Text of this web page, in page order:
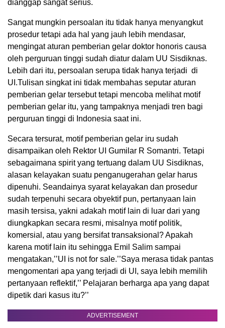
dianggap sangat serius.
Sangat mungkin persoalan itu tidak hanya menyangkut
prosedur tetapi ada hal yang jauh lebih mendasar,
mengingat aturan pemberian gelar doktor honoris causa
oleh perguruan tinggi sudah diatur dalam UU Sisdiknas.
Lebih dari itu, persoalan serupa tidak hanya terjadi di
UI.Tulisan singkat ini tidak membahas seputar aturan
pemberian gelar tersebut tetapi mencoba melihat motif
pemberian gelar itu, yang tampaknya menjadi tren bagi
perguruan tinggi di Indonesia saat ini.
Secara tersurat, motif pemberian gelar iru sudah
disampaikan oleh Rektor UI Gumilar R Somantri. Tetapi
sebagaimana spirit yang tertuang dalam UU Sisdiknas,
alasan kelayakan suatu penganugerahan gelar harus
dipenuhi. Seandainya syarat kelayakan dan prosedur
sudah terpenuhi secara obyektif pun, pertanyaan lain
masih tersisa, yakni adakah motif lain di luar dari yang
diungkapkan secara resmi, misalnya motif politik,
komersial, atau yang bersifat transaksional? Apakah
karena motif lain itu sehingga Emil Salim sampai
mengatakan,’’UI is not for sale.’’Saya merasa tidak pantas
mengomentari apa yang terjadi di UI, saya lebih memilih
pertanyaan reflektif,’’ Pelajaran berharga apa yang dapat
dipetik dari kasus itu?’’
ADVERTISEMENT